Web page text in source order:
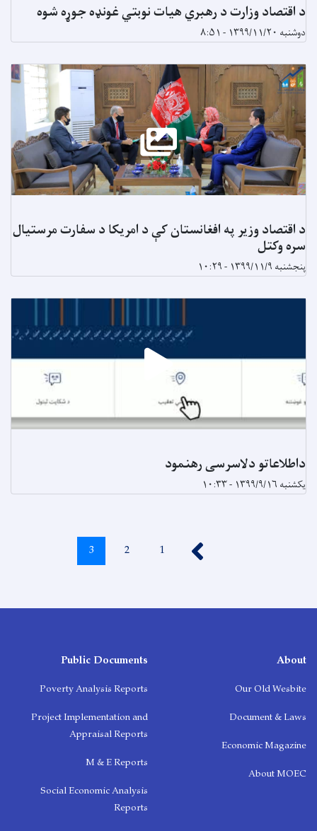
د اقتصاد وزارت د رهبري هیات نوبتي غونډه جوړه شوه
دوشنبه ۱۳۹۹/۱۱/۲۰ - ۸:۵۱
د اقتصاد وزیر په افغانستان کې د امریکا د سفارت مرستیال
سره وکتل
پنجشنبه ۱۳۹۹/۱۱/۹ - ۱۰:۲۹
داطلاعاتو دلاسرسی رهنمود
یکشنبه ۱۳۹۹/۹/۱۶ - ۱۰:۳۳
Page
1
Page
2
اوسنی
3
About
Our Old Wesbite
Document & Laws
Economic Magazine
About MOEC
Public Documents
Poverty Analysis Reports
Project Implementation and
Appraisal Reports
M & E Reports
Social Economic Analysis
Reports